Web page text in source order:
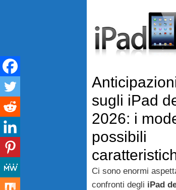
sugli iPad
2026: i
possibili
Ci sono enormi
confronti degli iPad